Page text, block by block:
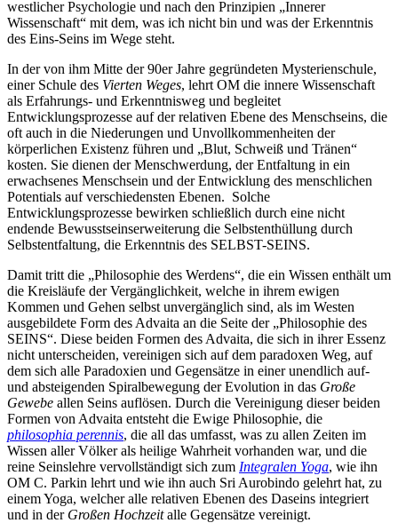
westlicher Psychologie und nach den Prinzipien „Innerer
Wissenschaft“ mit dem, was ich nicht bin und was der Erkenntnis
des Eins-Seins im Wege steht.
In der von ihm Mitte der 90er Jahre gegründeten Mysterienschule,
einer Schule des Vierten Weges, lehrt OM die innere Wissenschaft
als Erfahrungs- und Erkenntnisweg und begleitet
Entwicklungsprozesse auf der relativen Ebene des Menschseins, die
oft auch in die Niederungen und Unvollkommenheiten der
körperlichen Existenz führen und „Blut, Schweiß und Tränen“
kosten. Sie dienen der Menschwerdung, der Entfaltung in ein
erwachsenes Menschsein und der Entwicklung des menschlichen
Potentials auf verschiedensten Ebenen. Solche
Entwicklungsprozesse bewirken schließlich durch eine nicht
endende Bewusstseinserweiterung die Selbstenthüllung durch
Selbstentfaltung, die Erkenntnis des SELBST-SEINS.
Damit tritt die „Philosophie des Werdens“, die ein Wissen enthält um
die Kreisläufe der Vergänglichkeit, welche in ihrem ewigen
Kommen und Gehen selbst unvergänglich sind, als im Westen
ausgebildete Form des Advaita an die Seite der „Philosophie des
SEINS“. Diese beiden Formen des Advaita, die sich in ihrer Essenz
nicht unterscheiden, vereinigen sich auf dem paradoxen Weg, auf
dem sich alle Paradoxien und Gegensätze in einer unendlich auf-
und absteigenden Spiralbewegung der Evolution in das Große
Gewebe allen Seins auflösen. Durch die Vereinigung dieser beiden
Formen von Advaita entsteht die Ewige Philosophie, die
philosophia perennis, die all das umfasst, was zu allen Zeiten im
Wissen aller Völker als heilige Wahrheit vorhanden war, und die
reine Seinslehre vervollständigt sich zum Integralen Yoga, wie ihn
OM C. Parkin lehrt und wie ihn auch Sri Aurobindo gelehrt hat, zu
einem Yoga, welcher alle relativen Ebenen des Daseins integriert
und in der Großen Hochzeitalle Gegensätze vereinigt.